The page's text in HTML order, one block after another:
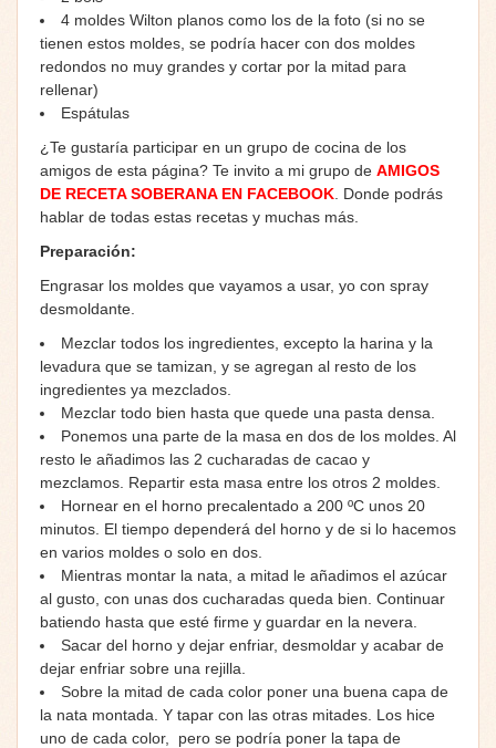
4 moldes Wilton planos como los de la foto (si no se
tienen estos moldes, se podría hacer con dos moldes
redondos no muy grandes y cortar por la mitad para
rellenar)
Espátulas
¿Te gustaría participar en un grupo de cocina de los
amigos de esta página? Te invito a mi grupo de AMIGOS
DE RECETA SOBERANA EN FACEBOOK . Donde podrás
hablar de todas estas recetas y muchas más.
Preparación:
Engrasar los moldes que vayamos a usar, yo con spray
desmoldante.
Mezclar todos los ingredientes, excepto la harina y la
levadura que se tamizan, y se agregan al resto de los
ingredientes ya mezclados.
Mezclar todo bien hasta que quede una pasta densa.
Ponemos una parte de la masa en dos de los moldes. Al
resto le añadimos las 2 cucharadas de cacao y
mezclamos. Repartir esta masa entre los otros 2 moldes.
Hornear en el horno precalentado a 200 ºC unos 20
minutos. El tiempo dependerá del horno y de si lo hacemos
en varios moldes o solo en dos.
Mientras montar la nata, a mitad le añadimos el azúcar
al gusto, con unas dos cucharadas queda bien. Continuar
batiendo hasta que esté firme y guardar en la nevera.
Sacar del horno y dejar enfriar, desmoldar y acabar de
dejar enfriar sobre una rejilla.
Sobre la mitad de cada color poner una buena capa de
la nata montada. Y tapar con las otras mitades. Los hice
uno de cada color, pero se podría poner la tapa de